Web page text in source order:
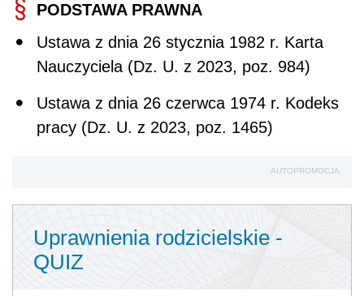
PODSTAWA PRAWNA
Ustawa z dnia 26 stycznia 1982 r. Karta
Nauczyciela (Dz. U. z 2023, poz. 984)
Ustawa z dnia 26 czerwca 1974 r. Kodeks
pracy (Dz. U. z 2023, poz. 1465)
AUTOPROMOCJA
Uprawnienia rodzicielskie -
QUIZ